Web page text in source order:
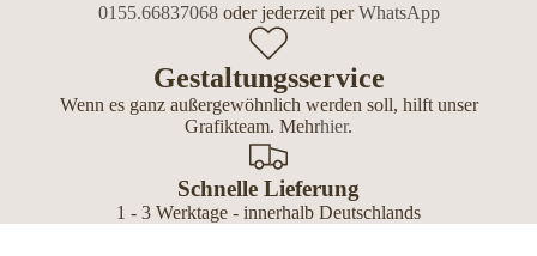
0155.66837068oder jederzeit perWhatsApp
Gestaltungsservice
Wenn es ganz außergewöhnlich werden soll, hilft unser
Grafikteam. Mehrhier.
Schnelle Lieferung
1 - 3 Werktage - innerhalb Deutschlands